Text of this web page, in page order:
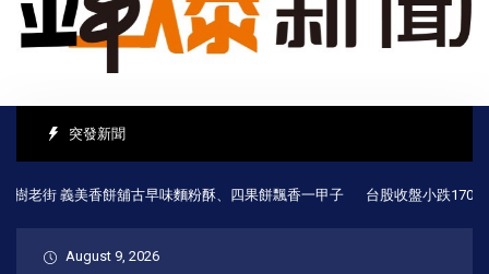
突發新聞
義美香餅舖古早味麵粉酥、四果餅飄香一甲子 台股收盤小跌170點 櫃
August 9, 2026